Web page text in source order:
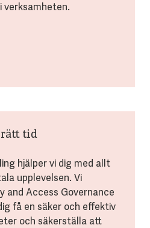
verksamheten.
rätt tid
hjälper vi dig med allt
upplevelsen. Vi
and Access Governance
få en säker och effektiv
och säkerställa att